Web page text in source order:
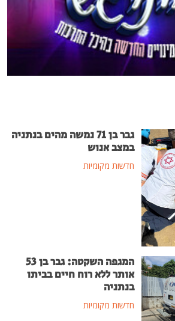
גבר בן 71 נמשה מהים בנתניה
במצב אנוש
חדשות מקומיות
המגפה השקטה: גבר בן 53
אותר ללא רוח חיים בביתו
בנתניה
חדשות מקומיות